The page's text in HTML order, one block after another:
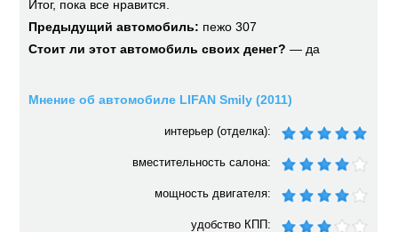
Итог, пока все нравится.
Предыдущий автомобиль: пежо 307
Стоит ли этот автомобиль своих денег? — да
Мнение об автомобиле LIFAN Smily (2011)
интерьер (отделка):
вместительность салона:
мощность двигателя:
удобство КПП: